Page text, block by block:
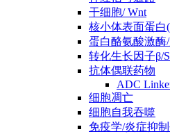
干细胞/ Wnt
核小体表面蛋白
蛋白酪氨酸激酶
转化生长因子β/
抗体偶联药物
ADC
细胞凋亡
细胞自我吞噬
免疫学/炎症抑制